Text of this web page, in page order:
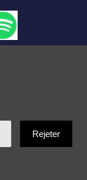
Rejeter